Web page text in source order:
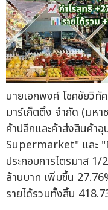
นายเอกพงศ์ โชคชัยวิทั
มาร์เก็ตติ้ง จำกัด (มห
ค้าปลีกและค้าส่งสินค้า
Supermarket" และ
ประกอบการไตรมาส
ล้านบาท เพิ่มขึ้น
รายได้รวมทั้งสิ้น